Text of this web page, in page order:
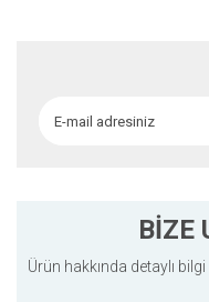
BİZE
Ürün hakkında detaylı